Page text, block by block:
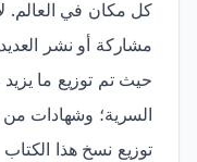
كل مكان في العالم.
مشاركة أو نشر
السرية؛ وشهادات من
توزيع نسخ هذا